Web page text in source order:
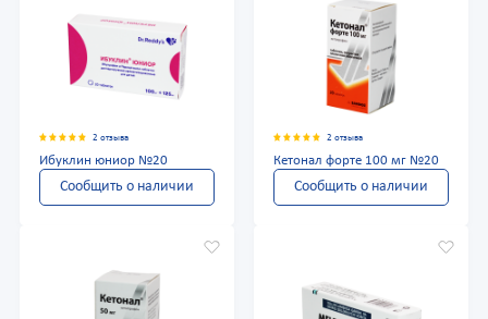
2 отзыва
Ибуклин юниор №20
Сообщить о наличии
2 отзыва
Кетонал форте 100 мг №20
Сообщить о наличии